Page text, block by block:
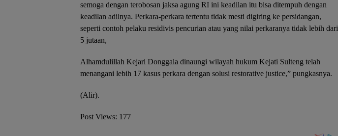
semoga dengan terobosan jaksa agung RI ini keadilan itu bisa ditempuh dengan
keadilan adilnya. Perkara-perkara tertentu tidak mesti digiring ke persidangan,
seperti contoh pelaku residivis pencurian atau yang nilai perkaranya tidak lebih dari
5 jutaan,
Alhamdulillah Kejari Donggala dinaungi wilayah hukum Kejati Sulteng telah
menangani lebih 17 kasus perkara dengan solusi restorative justice,” pungkasnya.
(Alir).
Post Views: 177